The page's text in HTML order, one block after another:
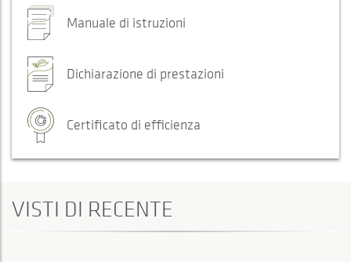
Manuale di istruzioni
Dichiarazione di prestazioni
Certificato di efficienza
VISTI DI RECENTE